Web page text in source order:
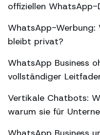
offiziellen WhatsApp-
WhatsApp-Werbung:
bleibt privat?
WhatsApp Business
vollständiger
Vertikale Chatbots:
warum sie für